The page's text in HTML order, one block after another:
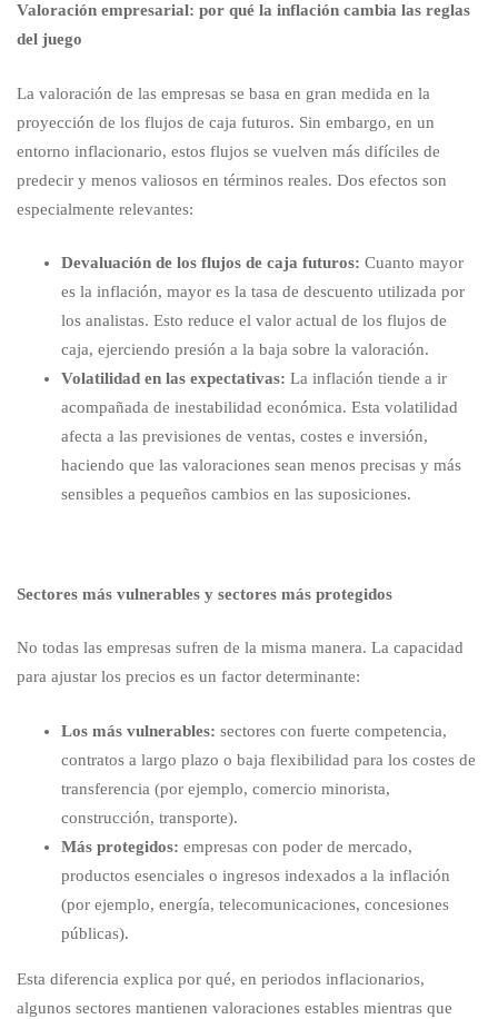
Valoración empresarial: por qué la inflación cambia las reglas
del juego
La valoración de las empresas se basa en gran medida en la
proyección de los flujos de caja futuros. Sin embargo, en un
entorno inflacionario, estos flujos se vuelven más difíciles de
predecir y menos valiosos en términos reales. Dos efectos son
especialmente relevantes:
Devaluación de los flujos de caja futuros: Cuanto mayor
es la inflación, mayor es la tasa de descuento utilizada por
los analistas. Esto reduce el valor actual de los flujos de
caja, ejerciendo presión a la baja sobre la valoración.
Volatilidad en las expectativas: La inflación tiende a ir
acompañada de inestabilidad económica. Esta volatilidad
afecta a las previsiones de ventas, costes e inversión,
haciendo que las valoraciones sean menos precisas y más
sensibles a pequeños cambios en las suposiciones.
Sectores más vulnerables y sectores más protegidos
No todas las empresas sufren de la misma manera. La capacidad
para ajustar los precios es un factor determinante:
Los más vulnerables: sectores con fuerte competencia,
contratos a largo plazo o baja flexibilidad para los costes de
transferencia (por ejemplo, comercio minorista,
construcción, transporte).
Más protegidos: empresas con poder de mercado,
productos esenciales o ingresos indexados a la inflación
(por ejemplo, energía, telecomunicaciones, concesiones
públicas).
Esta diferencia explica por qué, en periodos inflacionarios,
algunos sectores mantienen valoraciones estables mientras que